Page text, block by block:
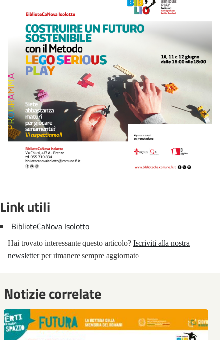
Pietre
d'inciampo
Memoriale
delle
Deportazioni
Memorie
di
Resistenza
fiorentina
popolari
fiorentine
Corteo
storico
fiorentina
Estate
fiorentina
Link utili
BiblioteCaNova Isolotto
Hai trovato interessante questo articolo? Iscriviti alla nostra
newsletterper rimanere sempre aggiornato
Notizie correlate